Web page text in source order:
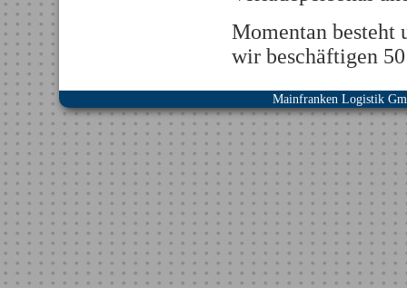
Momentan besteht
wir beschäftigen
Mainfranken Logistik